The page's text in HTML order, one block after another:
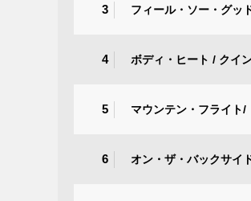
3 フィール・ソー・グッ
4 ボディ・ヒート / クイ
5 マウンテン・フライト/
6 オン・ザ・バックサイ